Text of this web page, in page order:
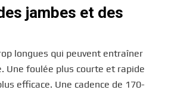
jambes et des
longues qui peuvent entraîner
Une foulée plus courte et rapide
efficace. Une cadence de 170-